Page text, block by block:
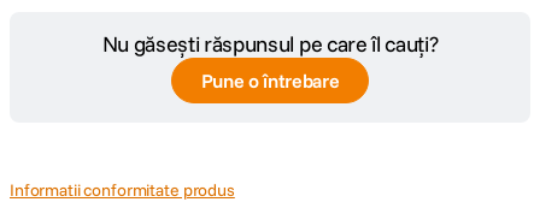
Nu găsești răspunsul pe care îl cauți?
Pune o întrebare
Informatii conformitate produs